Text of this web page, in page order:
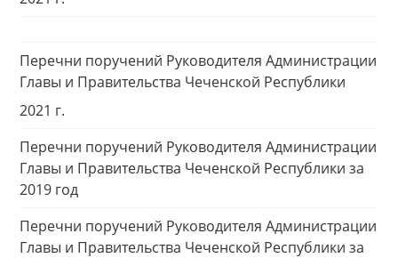
Перечни поручений Руководителя Администрации
Главы и Правительства Чеченской Республики
2021 г.
Перечни поручений Руководителя Администрации
Главы и Правительства Чеченской Республики за
2019 год
Перечни поручений Руководителя Администрации
Главы и Правительства Чеченской Республики за